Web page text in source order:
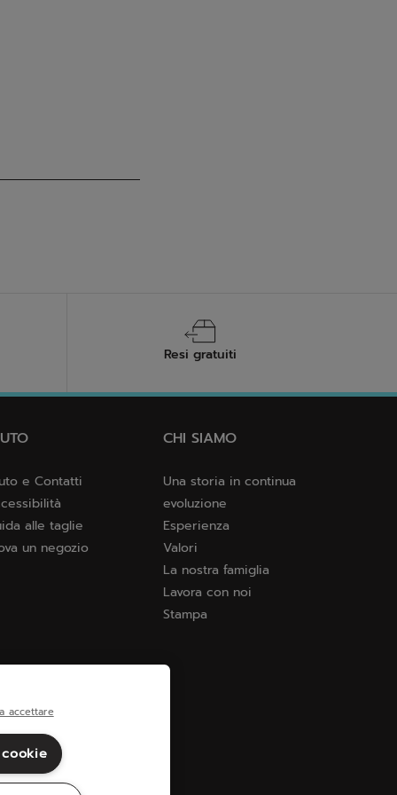
Resi gratuiti
e Contatti
alle taglie
un negozio
CHI SIAMO
Una storia in continua
evoluzione
Esperienza
Valori
La nostra famiglia
Lavora con noi
Stampa
accettare